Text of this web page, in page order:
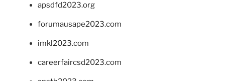
apsdfd2023.org
forumausape2023.com
imkl2023.com
careerfaircsd2023.com